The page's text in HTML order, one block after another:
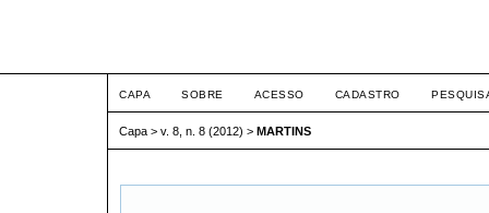
CAPA SOBRE ACESSO CADASTRO
Capa > v. 8, n. 8 (2012) > MARTINS